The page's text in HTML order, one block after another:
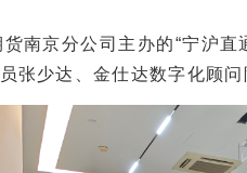
京分公司主办的“宁沪直
张少达、金仕达数字化顾